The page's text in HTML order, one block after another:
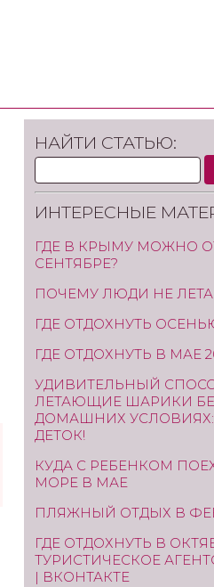
НАЙТИ СТАТЬЮ:
ИНТЕРЕСНЫЕ
ГДЕ В КРЫМУ МОЖНО
СЕНТЯБРЕ?
ПОЧЕМУ ЛЮДИ НЕ
ГДЕ ОТДОХНУТЬ
ГДЕ ОТДОХНУТЬ В МАЕ
УДИВИТЕЛЬНЫЙ
ЛЕТАЮЩИЕ ШАРИКИ
ДОМАШНИХ
ДЕТОК!
КУДА С РЕБЕНКОМ
МОРЕ В МАЕ
ПЛЯЖНЫЙ ОТДЫХ В
ГДЕ ОТДОХНУТЬ В
ТУРИСТИЧЕСКОЕ
| ВКОНТАКТЕ